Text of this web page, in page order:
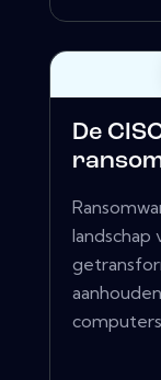
De
landschap
computers